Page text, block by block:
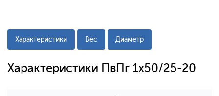
Характеристики Вес Диаметр
Характеристики ПвПг 1x50/25-20